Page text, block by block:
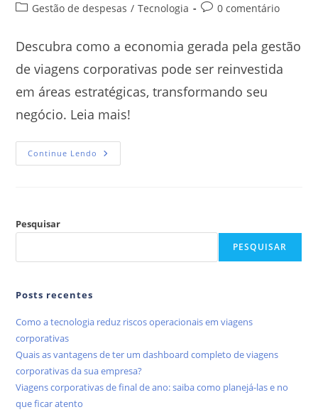
Gestão de despesas / Tecnologia 0 comentário
Descubra como a economia gerada pela gestão
de viagens corporativas pode ser reinvestida
em áreas estratégicas, transformando seu
negócio. Leia mais!
Continue Lendo
Pesquisar
PESQUISAR
Posts recentes
Como a tecnologia reduz riscos operacionais em viagens
corporativas
Quais as vantagens de ter um dashboard completo de viagens
corporativas da sua empresa?
Viagens corporativas de final de ano: saiba como planejá-las e no
que ficar atento